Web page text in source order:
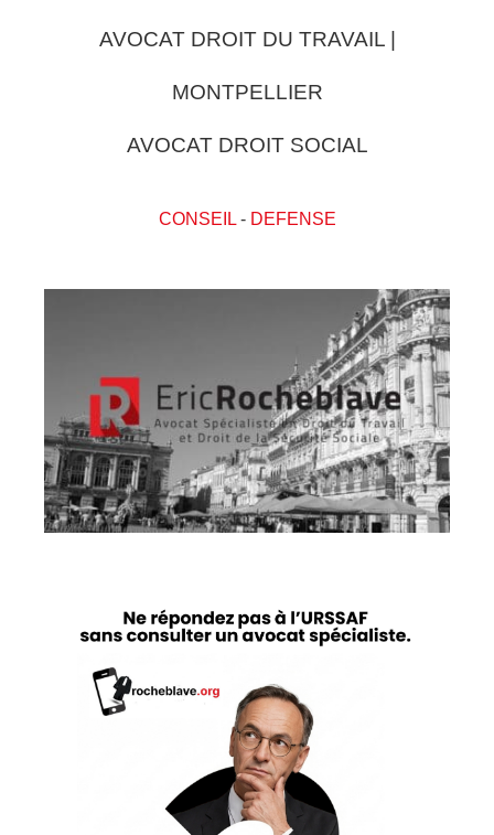
AVOCAT DROIT DU TRAVAIL |
MONTPELLIER
AVOCAT DROIT SOCIAL
CONSEIL- DEFENSE